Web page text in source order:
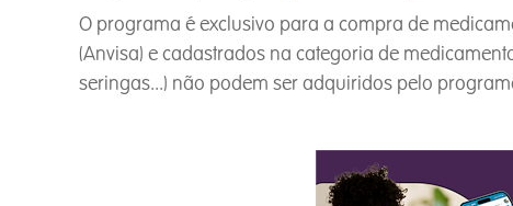
O programa é exclusivo para a compra de
(Anvisa) e cadastrados na categoria de
seringas...) não podem ser adquiridos pelo